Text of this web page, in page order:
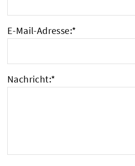
E-Mail-Adresse:*
Nachricht:*